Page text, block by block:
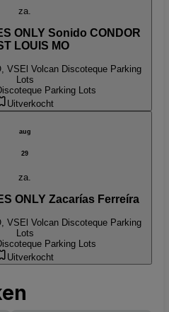
za.
ONLY Sonido CONDOR
LOUIS MO
VS El Volcan Discoteque Parking
Lots
Parking Lots
Uitverkocht
aug
29
za.
ONLY Zacarías Ferreíra
VSEl Volcan Discoteque Parking
Lots
Parking Lots
Uitverkocht